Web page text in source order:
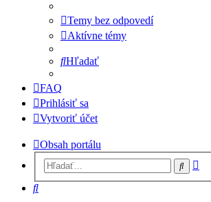
Temy bez odpovedí
Aktívne témy
Hľadať
FAQ
Prihlásiť sa
Vytvoriť účet
Obsah portálu
Hľadať
Hľadať